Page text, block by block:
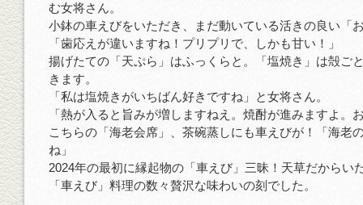
む女将さん。
小鉢の車えびをいただき、まだ動いている活きの良い「
「歯応えが違いますね！プリプリで、しかも甘い！」
揚げたての「天ぷら」はふっくらと。「塩焼き」は殻ご
きます。
「私は塩焼きがいちばん好きですね」と女将さん。
「熱が入ると旨みが増しますねえ。焼酎が進みますよ。
こちらの「海老会席」、茶碗蒸しにも車えびが！「海老
ね」
2024年の最初に縁起物の「車えび」三昧！天草だからい
「車えび」料理の数々贅沢な味わいの刻でした。